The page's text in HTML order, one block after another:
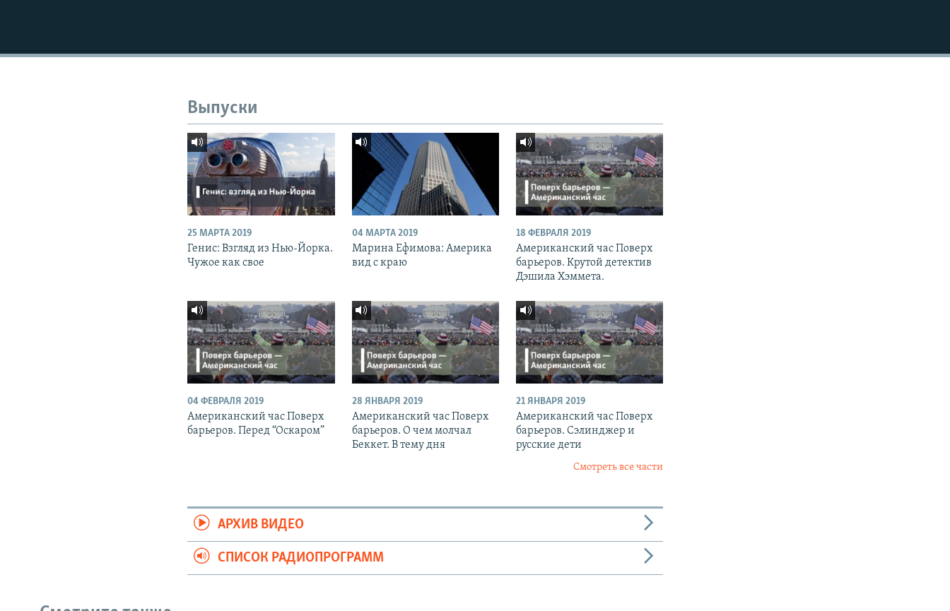
Выпуски
25 МАРТА 2019
Генис: Взгляд из Нью-Йорка.
Чужое как свое
04 МАРТА 2019
Марина Ефимова: Америка
вид с краю
18 ФЕВРАЛЯ 2019
Американский час Поверх
барьеров. Крутой детектив
Дэшила Хэммета.
04 ФЕВРАЛЯ 2019
Американский час Поверх
барьеров. Перед “Оскаром”
28 ЯНВАРЯ 2019
Американский час Поверх
барьеров. О чем молчал
Беккет. В тему дня
21 ЯНВАРЯ 2019
Американский час Поверх
барьеров. Сэлинджер и
русские дети
Смотреть все части
АРХИВ ВИДЕО
СПИСОК РАДИОПРОГРАММ